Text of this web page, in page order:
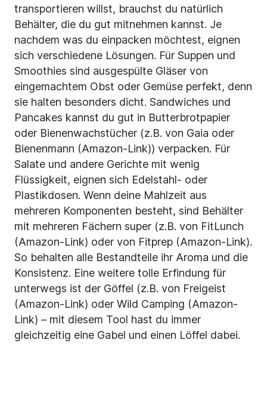
transportieren willst, brauchst du natürlich
Behälter, die du gut mitnehmen kannst. Je
nachdem was du einpacken möchtest, eignen
sich verschiedene Lösungen. Für Suppen und
Smoothies sind ausgespülte Gläser von
eingemachtem Obst oder Gemüse perfekt, denn
sie halten besonders dicht. Sandwiches und
Pancakes kannst du gut in Butterbrotpapier
oder Bienenwachstücher (z.B. von Gaia oder
Bienenmann (Amazon-Link)) verpacken. Für
Salate und andere Gerichte mit wenig
Flüssigkeit, eignen sich Edelstahl- oder
Plastikdosen. Wenn deine Mahlzeit aus
mehreren Komponenten besteht, sind Behälter
mit mehreren Fächern super (z.B. von FitLunch
(Amazon-Link) oder von Fitprep (Amazon-Link).
So behalten alle Bestandteile ihr Aroma und die
Konsistenz. Eine weitere tolle Erfindung für
unterwegs ist der Göffel (z.B. von Freigeist
(Amazon-Link) oder Wild Camping (Amazon-
Link) – mit diesem Tool hast du immer
gleichzeitig eine Gabel und einen Löffel dabei.